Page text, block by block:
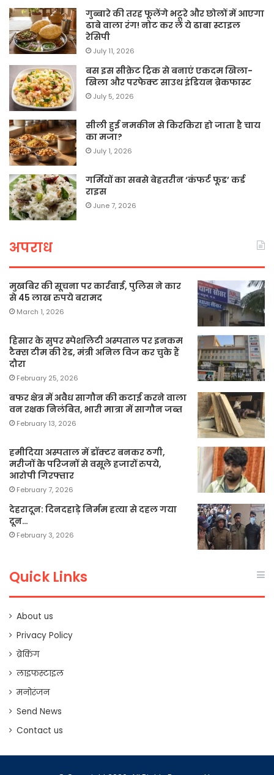
गुब्बारे की तरह फूलेंगे भटूरे और छोलों में आएगा
ढाबे वाला रंग! नोट कर लें ये ढाबा स्टाइल
रेसिपी
July 11, 2026
बस इस सीक्रेट ट्रिक से बनाएं एकदम खिला-
खिला और परफेक्ट साउथ इंडियन ब्रेकफास्ट
July 5, 2026
सीली हुई नमकीन से किरकिरा हो जाता है चाय
का मजा?
July 1, 2026
गर्मियों का सबसे बेहतरीन ‘कंफर्ट फूड’ कर्ड
राइस
June 7, 2026
अपराध
मुखबिर की सूचना पर कार्रवाई, पुलिस ने कार
से 45 लाख रुपये बरामद
March 1, 2026
हिसार के सुपर स्पेशलिटी अस्पताल पर इनकम
टैक्स टीम की रेड, मंत्री अनिल विज कर चुके हैं
दौरा
February 25, 2026
बफर क्षेत्र में अवैध सागौन की कटाई करने वाला
वन रक्षक निलंबित, भारी मात्रा में सागौन जब्त
February 13, 2026
हमीदिया अस्पताल में डॉक्टर बनकर ठगी,
मरीजों के परिजनों से वसूले हजारों रुपये,
आरोपी गिरफ्तार
February 7, 2026
देहरादून: दिनदहाड़े निर्मम हत्या से दहल गया
दून…
February 3, 2026
Quick Links
About us
Privacy Policy
ब्रेकिंग
लाइफस्टाइल
मनोरंजन
Send News
Contact us